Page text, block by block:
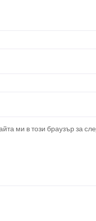
ми в този браузър за